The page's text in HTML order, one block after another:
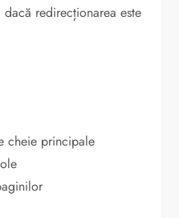
redirecționarea este
cheie principale